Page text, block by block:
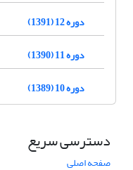
دوره 12 (1391)
دوره 11 (1390)
دوره 10 (1389)
دسترسی سریع
صفحه اصلی